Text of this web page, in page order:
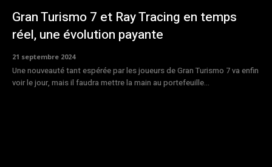
Gran Turismo 7 et Ray Tracing en temps
réel, une évolution payante
21 septembre 2024
Une nouveauté tant espérée par les joueurs de Gran Turismo 7 va enfin
voir le jour, mais il faudra mettre la main au portefeuille...